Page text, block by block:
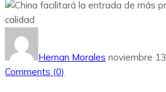
Hernan Morales noviembre
Comments (0)